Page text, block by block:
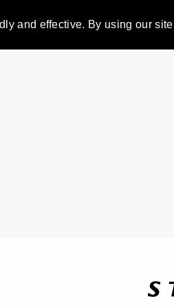
and effective. By using our